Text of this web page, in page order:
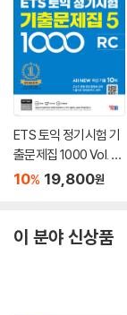
ETS 토익 정기시험 기
출문제집 1000 Vol. 5
RC
10% 19,800원
이 분야 신상품